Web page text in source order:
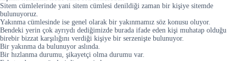
Sitem cümlelerinde yani sitem cümlesi denildiği zaman bir kişiye sitemde
bulunuyoruz.
Yakınma cümlesinde ise genel olarak bir yakınmamız söz konusu oluyor.
Bendeki yerin çok ayrıydı dediğimizde burada ifade eden kişi muhatap olduğu
birebir bizzat karşılığını verdiği kişiye bir serzenişte bulunuyor.
Bir yakınma da bulunuyor aslında.
Bir hızlanma durumu, şikayetçi olma durumu var.